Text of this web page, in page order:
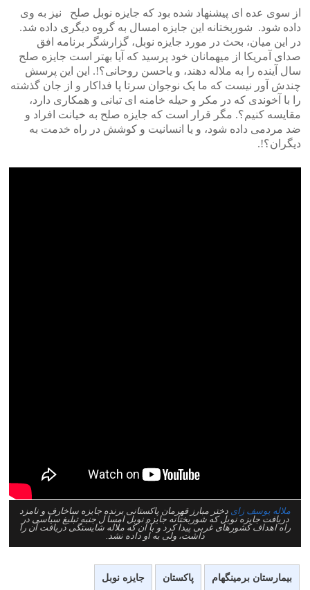
از سوی عده ای پیشنهاد شده بود که جایزه نوبل صلح نیز به وی
داده شود. شوربختانه این جایزه امسال به گروه دیگری داده شد.
در این میان، بحث در مورد جایزه نوبل، گزارشگر برنامه افق
صدای آمریکا از میهمانان خود پرسید که آیا بهتر است جایزه صلح
سال آینده را به ملاله دهند، و یاحسن روحانی؟!. این این پرسش
چندش آور نیست که ما یک نوجوان سرتا پا فداکار و از جان گذشته
را با آخوندی که در مکر و حیله خامنه ای تبانی و همکاری دارد،
مقایسه کنیم؟. مگر قرار است که جایزه صلح به خیانت افراد و
ضد مردمی داده شود، و یا انسانیت و کوشش در راه خدمت به
دیگران؟!.
ملاله یوسف زای دختر مبارز قهرمان پاکستانی برنده جایزه ساخارف و نامزد
دریافت جایزه نوبل که شوربختانه جایزه نوبل امسا ل جنبه تبلیغ سیاسی در
راه اهداف کشورهای غربی پیدا کرد و با آن که ملاله شایستگی دریافت آن را
داشت، ولی به او داده نشد.
بیمارستان برمینگهام پاکستان جایزه نوبل